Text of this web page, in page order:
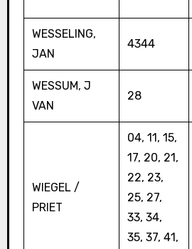
WESSELING,
JAN
4344
WESSUM, J
VAN
28
WIEGEL /
PRIET
04, 11, 15,
17, 20, 21,
22, 23,
25, 27,
33, 34,
35, 37, 41,